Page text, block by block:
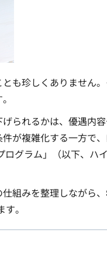
も珍しくありません
られるかは、優遇内
が複雑化する一方で
グラム」（以下、ハ
組みを整理しながら
。